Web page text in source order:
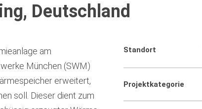
Deutschland
am
München (SWM)
erweitert,
soll. Dieser dient zum
Standort
Projektkategorie